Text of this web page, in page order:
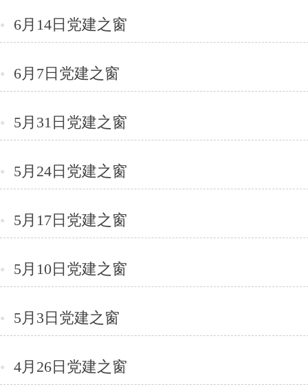
● 6月14日党建之窗
● 6月7日党建之窗
● 5月31日党建之窗
● 5月24日党建之窗
● 5月17日党建之窗
● 5月10日党建之窗
● 5月3日党建之窗
● 4月26日党建之窗